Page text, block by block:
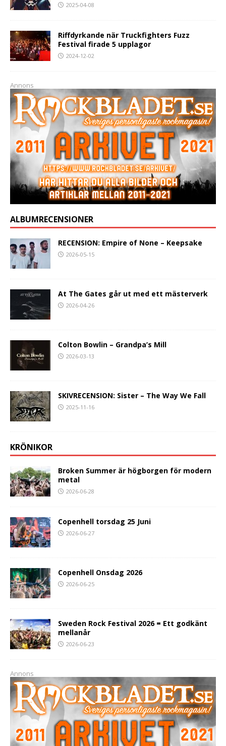
2025-04-08
Riffdyrkande när Truckfighters Fuzz
Festival firade 5 upplagor
2024-12-02
Annons
ALBUMRECENSIONER
RECENSION: Empire of None – Keepsake
2026-05-15
At The Gates går ut med ett mästerverk
2026-04-26
Colton Bowlin – Grandpa’s Mill
2026-03-13
SKIVRECENSION: Sister – The Way We Fall
2025-11-16
KRÖNIKOR
Broken Summer är högborgen för modern
metal
2026-06-28
Copenhell torsdag 25 Juni
2026-06-27
Copenhell Onsdag 2026
2026-06-25
Sweden Rock Festival 2026 = Ett godkänt
mellanår
2026-06-23
Annons